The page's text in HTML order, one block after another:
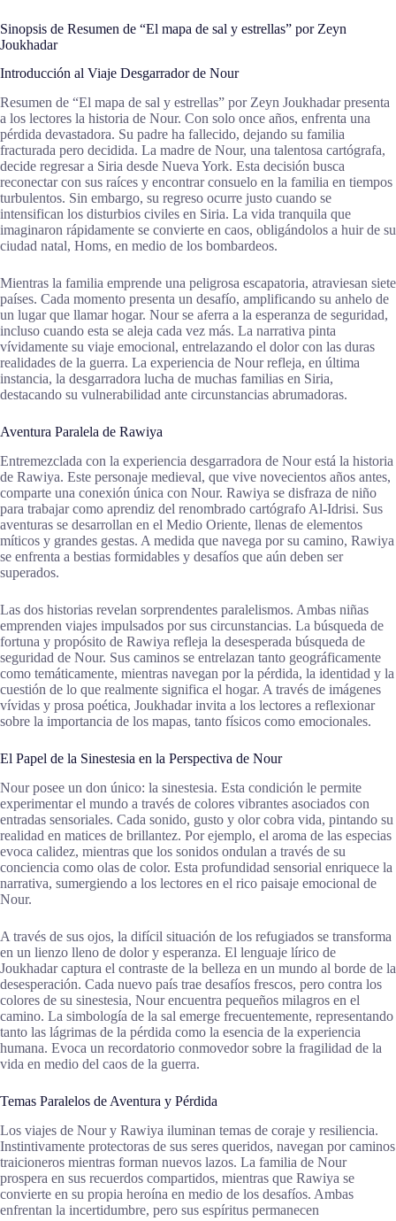
Sinopsis de Resumen de “El mapa de sal y estrellas” por Zeyn
Joukhadar
Introducción al Viaje Desgarrador de Nour
Resumen de “El mapa de sal y estrellas” por Zeyn Joukhadar presenta
a los lectores la historia de Nour. Con solo once años, enfrenta una
pérdida devastadora. Su padre ha fallecido, dejando su familia
fracturada pero decidida. La madre de Nour, una talentosa cartógrafa,
decide regresar a Siria desde Nueva York. Esta decisión busca
reconectar con sus raíces y encontrar consuelo en la familia en tiempos
turbulentos. Sin embargo, su regreso ocurre justo cuando se
intensifican los disturbios civiles en Siria. La vida tranquila que
imaginaron rápidamente se convierte en caos, obligándolos a huir de su
ciudad natal, Homs, en medio de los bombardeos.
Mientras la familia emprende una peligrosa escapatoria, atraviesan siete
países. Cada momento presenta un desafío, amplificando su anhelo de
un lugar que llamar hogar. Nour se aferra a la esperanza de seguridad,
incluso cuando esta se aleja cada vez más. La narrativa pinta
vívidamente su viaje emocional, entrelazando el dolor con las duras
realidades de la guerra. La experiencia de Nour refleja, en última
instancia, la desgarradora lucha de muchas familias en Siria,
destacando su vulnerabilidad ante circunstancias abrumadoras.
Aventura Paralela de Rawiya
Entremezclada con la experiencia desgarradora de Nour está la historia
de Rawiya. Este personaje medieval, que vive novecientos años antes,
comparte una conexión única con Nour. Rawiya se disfraza de niño
para trabajar como aprendiz del renombrado cartógrafo Al-Idrisi. Sus
aventuras se desarrollan en el Medio Oriente, llenas de elementos
míticos y grandes gestas. A medida que navega por su camino, Rawiya
se enfrenta a bestias formidables y desafíos que aún deben ser
superados.
Las dos historias revelan sorprendentes paralelismos. Ambas niñas
emprenden viajes impulsados por sus circunstancias. La búsqueda de
fortuna y propósito de Rawiya refleja la desesperada búsqueda de
seguridad de Nour. Sus caminos se entrelazan tanto geográficamente
como temáticamente, mientras navegan por la pérdida, la identidad y la
cuestión de lo que realmente significa el hogar. A través de imágenes
vívidas y prosa poética, Joukhadar invita a los lectores a reflexionar
sobre la importancia de los mapas, tanto físicos como emocionales.
El Papel de la Sinestesia en la Perspectiva de Nour
Nour posee un don único: la sinestesia. Esta condición le permite
experimentar el mundo a través de colores vibrantes asociados con
entradas sensoriales. Cada sonido, gusto y olor cobra vida, pintando su
realidad en matices de brillantez. Por ejemplo, el aroma de las especias
evoca calidez, mientras que los sonidos ondulan a través de su
conciencia como olas de color. Esta profundidad sensorial enriquece la
narrativa, sumergiendo a los lectores en el rico paisaje emocional de
Nour.
A través de sus ojos, la difícil situación de los refugiados se transforma
en un lienzo lleno de dolor y esperanza. El lenguaje lírico de
Joukhadar captura el contraste de la belleza en un mundo al borde de la
desesperación. Cada nuevo país trae desafíos frescos, pero contra los
colores de su sinestesia, Nour encuentra pequeños milagros en el
camino. La simbología de la sal emerge frecuentemente, representando
tanto las lágrimas de la pérdida como la esencia de la experiencia
humana. Evoca un recordatorio conmovedor sobre la fragilidad de la
vida en medio del caos de la guerra.
Temas Paralelos de Aventura y Pérdida
Los viajes de Nour y Rawiya iluminan temas de coraje y resiliencia.
Instintivamente protectoras de sus seres queridos, navegan por caminos
traicioneros mientras forman nuevos lazos. La familia de Nour
prospera en sus recuerdos compartidos, mientras que Rawiya se
convierte en su propia heroína en medio de los desafíos. Ambas
enfrentan la incertidumbre, pero sus espíritus permanecen